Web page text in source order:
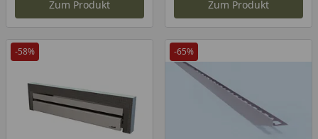
Zum Produkt Zum Produkt
-58% -65%